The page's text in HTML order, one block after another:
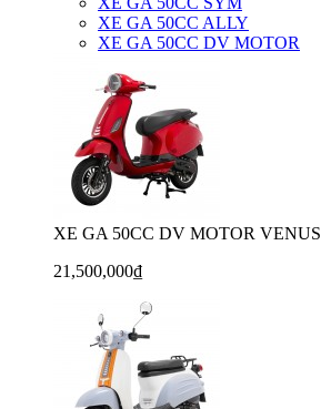
XE GA 50CC ALLY
XE GA 50CC DV MOTOR
XE GA 50CC DV MOTOR VENUS
21,500,000₫